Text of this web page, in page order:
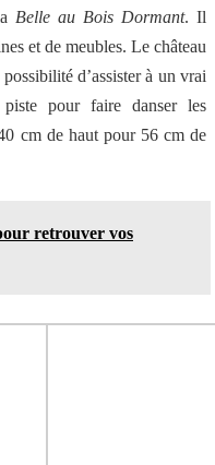
Belle au Bois Dormant. Il
et de meubles. Le château
d’assister à un vrai
pour faire danser les
cm de haut pour 56 cm de
retrouver vos